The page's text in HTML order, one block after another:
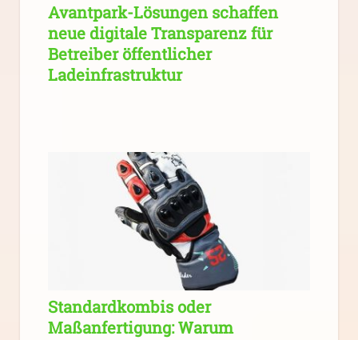
Avantpark-Lösungen schaffen
neue digitale Transparenz für
Betreiber öffentlicher
Ladeinfrastruktur
Standardkombis oder
Maßanfertigung: Warum